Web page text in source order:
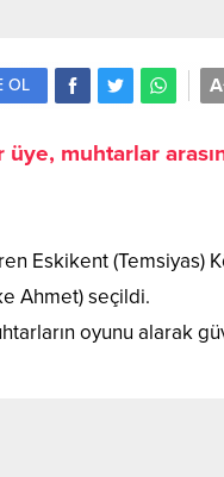
A
OL
üye, muhtarlar
Eskikent (Temsiyas)
Ahmet) seçildi.
oyunu alarak